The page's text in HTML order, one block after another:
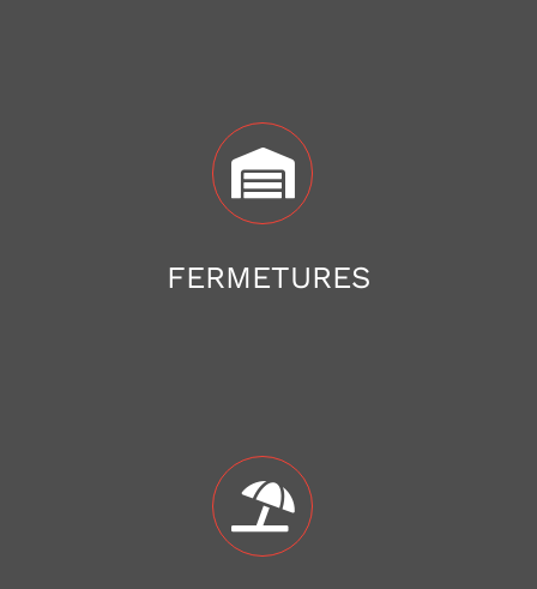
FERMETURES